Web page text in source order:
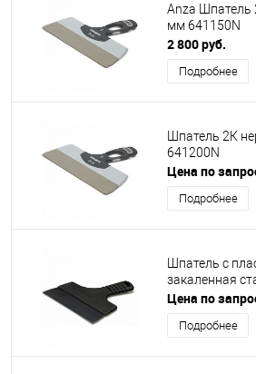
Anza Шпатель
мм 641150N
2 800 руб.
Подробнее
Шпатель 2К
641200N
Цена по
Подробнее
Шпатель с
закаленная
Цена по
Подробнее